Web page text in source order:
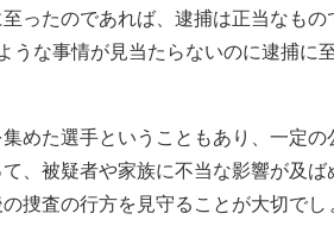
ったのであれば、逮捕は正当なもの
うな事情が見当たらないのに逮捕に
めた選手ということもあり、一定の
、被疑者や家族に不当な影響が及ば
捜査の行方を見守ることが大切でし